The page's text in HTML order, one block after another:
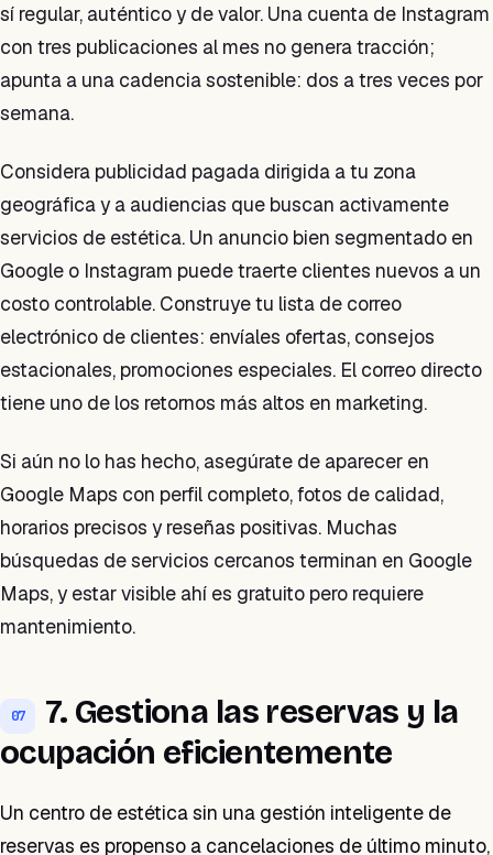
sí regular, auténtico y de valor. Una cuenta de Instagram
con tres publicaciones al mes no genera tracción;
apunta a una cadencia sostenible: dos a tres veces por
semana.
Considera publicidad pagada dirigida a tu zona
geográfica y a audiencias que buscan activamente
servicios de estética. Un anuncio bien segmentado en
Google o Instagram puede traerte clientes nuevos a un
costo controlable. Construye tu lista de correo
electrónico de clientes: envíales ofertas, consejos
estacionales, promociones especiales. El correo directo
tiene uno de los retornos más altos en marketing.
Si aún no lo has hecho, asegúrate de aparecer en
Google Maps con perfil completo, fotos de calidad,
horarios precisos y reseñas positivas. Muchas
búsquedas de servicios cercanos terminan en Google
Maps, y estar visible ahí es gratuito pero requiere
mantenimiento.
07
7. Gestiona las reservas y la
ocupación eficientemente
Un centro de estética sin una gestión inteligente de
reservas es propenso a cancelaciones de último minuto,